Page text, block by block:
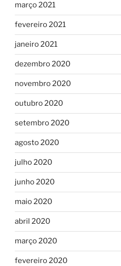
março 2021
fevereiro 2021
janeiro 2021
dezembro 2020
novembro 2020
outubro 2020
setembro 2020
agosto 2020
julho 2020
junho 2020
maio 2020
abril 2020
março 2020
fevereiro 2020